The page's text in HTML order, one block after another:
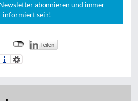
abonnieren und immer
informiert sein!